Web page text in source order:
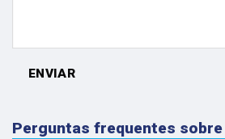
ENVIAR
Perguntas frequentes